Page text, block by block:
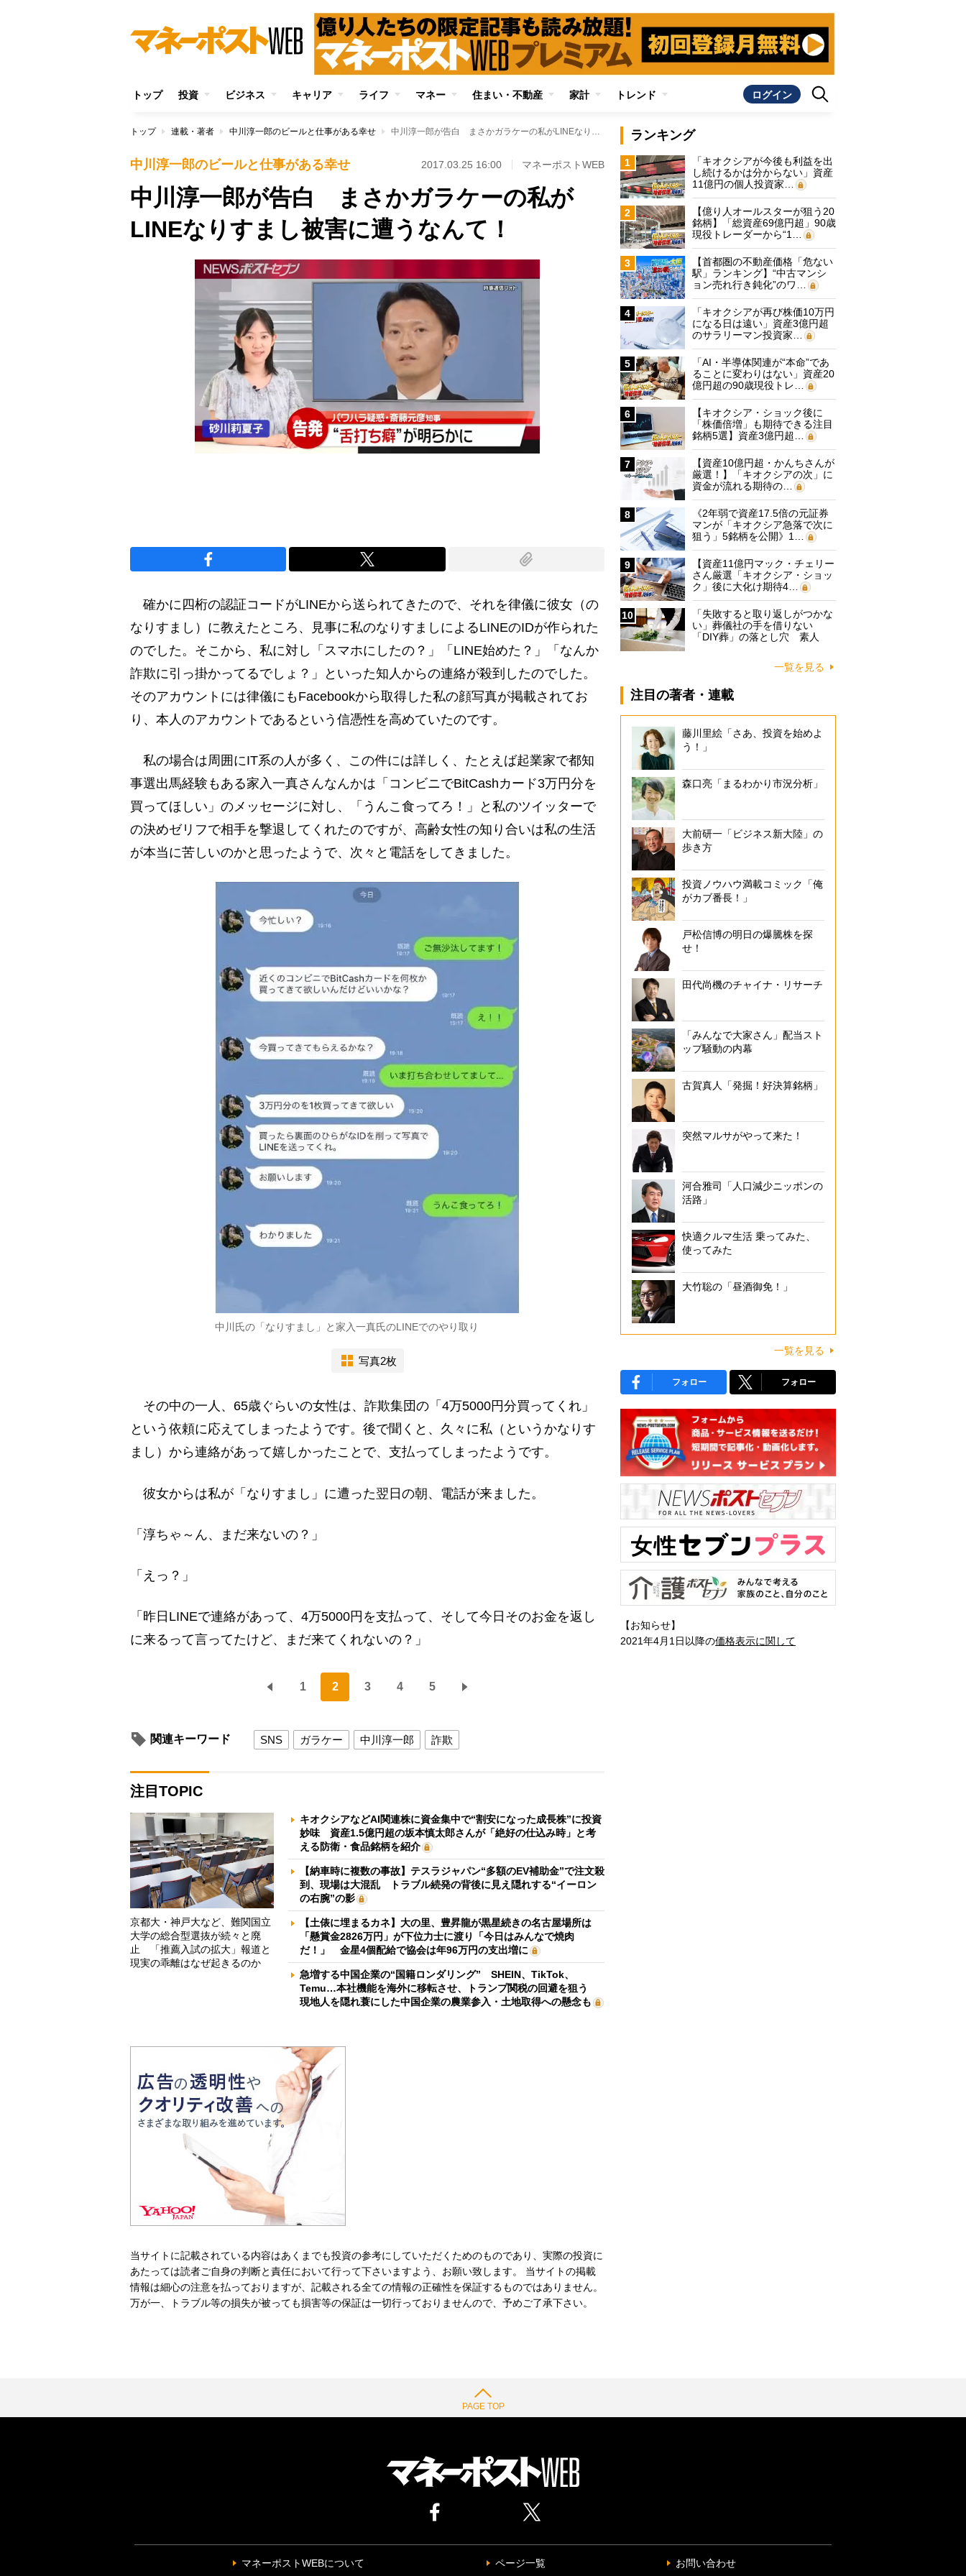
トップ 投資 ビジネス キャリア ライフ マネー 住まい・不動産 家計 トレンド ログイン
トップ 連載・著者 中川淳一郎のビールと仕事がある幸せ 中川淳一郎が告白 まさかガラケーの私がLINEなりすまし被害に遭うなんて！
中川淳一郎のビールと仕事がある幸せ 2017.03.25 16:00 マネーポストWEB
中川淳一郎が告白 まさかガラケーの私が
LINEなりすまし被害に遭うなんて！
確かに四桁の認証コードがLINEから送られてきたので、それを律儀に彼女（の
なりすまし）に教えたところ、見事に私のなりすましによるLINEのIDが作られた
のでした。そこから、私に対し「スマホにしたの？」「LINE始めた？」「なんか
詐欺に引っ掛かってるでしょ？」といった知人からの連絡が殺到したのでした。
そのアカウントには律儀にもFacebookから取得した私の顔写真が掲載されてお
り、本人のアカウントであるという信憑性を高めていたのです。
私の場合は周囲にIT系の人が多く、この件には詳しく、たとえば起業家で都知
事選出馬経験もある家入一真さんなんかは「コンビニでBitCashカード3万円分を
買ってほしい」のメッセージに対し、「うんこ食ってろ！」と私のツイッターで
の決めゼリフで相手を撃退してくれたのですが、高齢女性の知り合いは私の生活
が本当に苦しいのかと思ったようで、次々と電話をしてきました。
中川氏の「なりすまし」と家入一真氏のLINEでのやり取り
写真2枚
その中の一人、65歳ぐらいの女性は、詐欺集団の「4万5000円分買ってくれ」
という依頼に応えてしまったようです。後で聞くと、久々に私（というかなりす
まし）から連絡があって嬉しかったことで、支払ってしまったようです。
彼女からは私が「なりすまし」に遭った翌日の朝、電話が来ました。
「淳ちゃ～ん、まだ来ないの？」
「えっ？」
「昨日LINEで連絡があって、4万5000円を支払って、そして今日そのお金を返し
に来るって言ってたけど、まだ来てくれないの？」
1 2 3 4 5
関連キーワード SNS ガラケー 中川淳一郎 詐欺
注目TOPIC
京都大・神戸大など、難関国立
大学の総合型選抜が続々と廃
止 「推薦入試の拡大」報道と
現実の乖離はなぜ起きるのか
キオクシアなどAI関連株に資金集中で“割安になった成長株”に投資
妙味 資産1.5億円超の坂本慎太郎さんが「絶好の仕込み時」と考
える防衛・食品銘柄を紹介
【納車時に複数の事故】テスラジャパン“多額のEV補助金”で注文殺
到、現場は大混乱 トラブル続発の背後に見え隠れする“イーロン
の右腕”の影
【土俵に埋まるカネ】大の里、豊昇龍が黒星続きの名古屋場所は
「懸賞金2826万円」が下位力士に渡り「今日はみんなで焼肉
だ！」 金星4個配給で協会は年96万円の支出増に
急増する中国企業の“国籍ロンダリング” SHEIN、TikTok、
Temu…本社機能を海外に移転させ、トランプ関税の回避を狙う
現地人を隠れ蓑にした中国企業の農業参入・土地取得への懸念も
当サイトに記載されている内容はあくまでも投資の参考にしていただくためのものであり、実際の投資に
あたっては読者ご自身の判断と責任において行って下さいますよう、お願い致します。 当サイトの掲載
情報は細心の注意を払っておりますが、記載される全ての情報の正確性を保証するものではありません。
万が一、トラブル等の損失が被っても損害等の保証は一切行っておりませんので、予めご了承下さい。
ランキング
1
「キオクシアが今後も利益を出
し続けるかは分からない」資産
11億円の個人投資家…
2
【億り人オールスターが狙う20
銘柄】「総資産69億円超」90歳
現役トレーダーから“1…
3
【首都圏の不動産価格「危ない
駅」ランキング】“中古マンシ
ョン売れ行き鈍化”のワ…
4
「キオクシアが再び株価10万円
になる日は遠い」資産3億円超
のサラリーマン投資家…
5
「AI・半導体関連が“本命”であ
ることに変わりはない」資産20
億円超の90歳現役トレ…
6
【キオクシア・ショック後に
「株価倍増」も期待できる注目
銘柄5選】資産3億円超…
7
【資産10億円超・かんちさんが
厳選！】「キオクシアの次」に
資金が流れる期待の…
8
《2年弱で資産17.5倍の元証券
マンが「キオクシア急落で次に
狙う」5銘柄を公開》1…
9
【資産11億円マック・チェリー
さん厳選「キオクシア・ショッ
ク」後に大化け期待4…
10
「失敗すると取り返しがつかな
い」葬儀社の手を借りない
「DIY葬」の落とし穴 素人
一覧を見る
注目の著者・連載
藤川里絵「さあ、投資を始めよ
う！」
森口亮「まるわかり市況分析」
大前研一「ビジネス新大陸」の
歩き方
投資ノウハウ満載コミック「俺
がカブ番長！」
戸松信博の明日の爆騰株を探
せ！
田代尚機のチャイナ・リサーチ
「みんなで大家さん」配当スト
ップ騒動の内幕
古賀真人「発掘！好決算銘柄」
突然マルサがやって来た！
河合雅司「人口減少ニッポンの
活路」
快適クルマ生活 乗ってみた、
使ってみた
大竹聡の「昼酒御免！」
一覧を見る
フォロー フォロー
【お知らせ】
2021年4月1日以降の価格表示に関して
PAGE TOP
マネーポストWEBについて ページ一覧 お問い合わせ